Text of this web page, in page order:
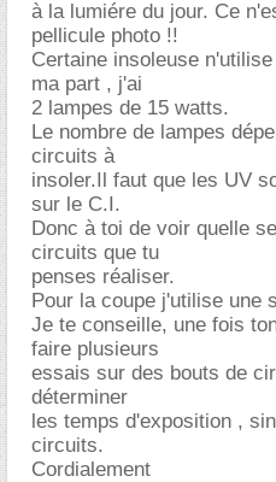
à la lumiére du jour. Ce
pellicule photo !!
Certaine insoleuse
ma part , j'ai
2 lampes de 15 watts.
Le nombre de lampes
circuits à
insoler.Il faut que les UV
sur le C.I.
Donc à toi de voir quelle
circuits que tu
penses réaliser.
Pour la coupe j'utilise une
Je te conseille, une fois
faire plusieurs
essais sur des bouts de
déterminer
les temps d'exposition ,
circuits.
Cordialement